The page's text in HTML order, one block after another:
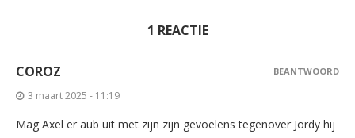
1 REACTIE
COROZ
3 maart 2025 - 11:19
Mag Axel er aub uit met zijn zijn gevoelens tegenover Jordy hij
BEANTWOORD